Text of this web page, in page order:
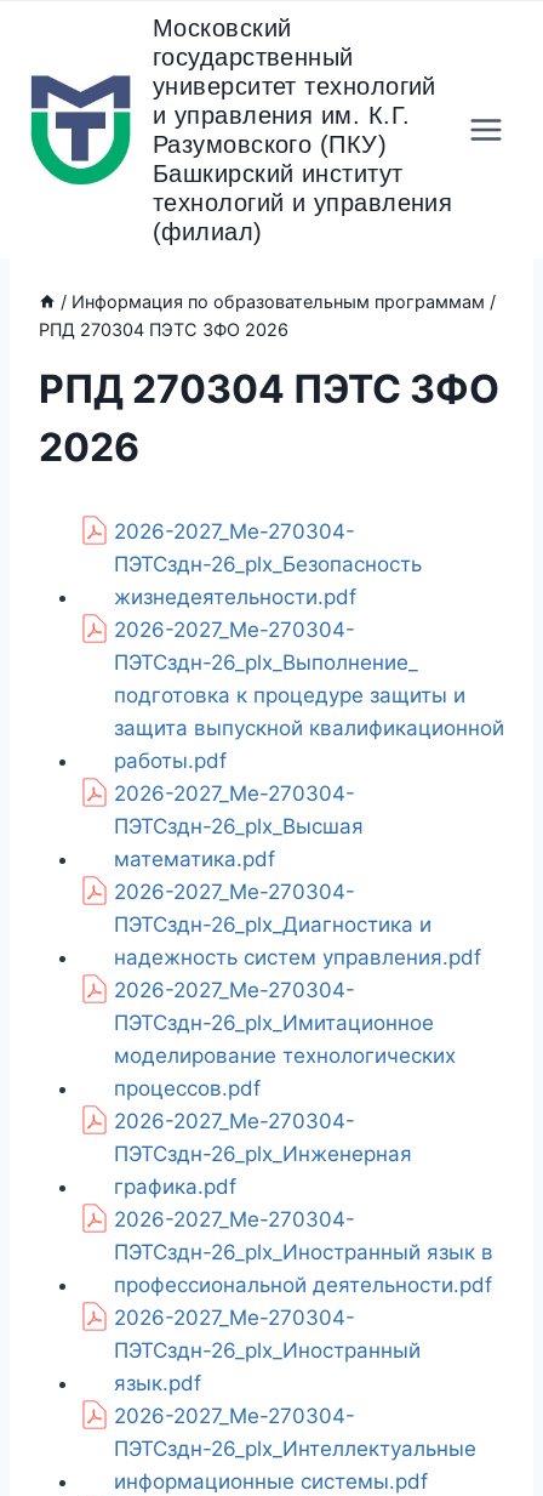
содержанию
Московский
государственный
университет технологий
и управления им. К.Г.
Разумовского (ПКУ)
Башкирский институт
технологий и управления
(филиал)
/ Информация по образовательным программам /
РПД 270304 ПЭТС ЗФО 2026
РПД 270304 ПЭТС ЗФО
2026
2026-2027_Ме-270304-
ПЭТСздн-26_plx_Безопасность
жизнедеятельности.pdf
2026-2027_Ме-270304-
ПЭТСздн-26_plx_Выполнение_
подготовка к процедуре защиты и
защита выпускной квалификационной
работы.pdf
2026-2027_Ме-270304-
ПЭТСздн-26_plx_Высшая
математика.pdf
2026-2027_Ме-270304-
ПЭТСздн-26_plx_Диагностика и
надежность систем управления.pdf
2026-2027_Ме-270304-
ПЭТСздн-26_plx_Имитационное
моделирование технологических
процессов.pdf
2026-2027_Ме-270304-
ПЭТСздн-26_plx_Инженерная
графика.pdf
2026-2027_Ме-270304-
ПЭТСздн-26_plx_Иностранный язык в
профессиональной деятельности.pdf
2026-2027_Ме-270304-
ПЭТСздн-26_plx_Иностранный
язык.pdf
2026-2027_Ме-270304-
ПЭТСздн-26_plx_Интеллектуальные
информационные системы.pdf